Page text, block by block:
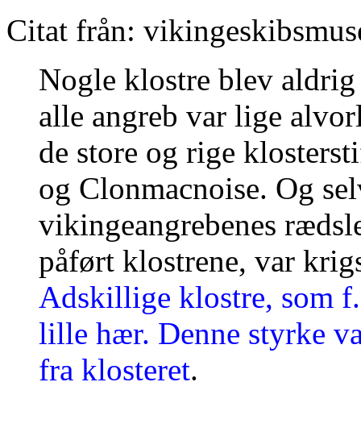
Citat från:
Nogle klostre blev
alle angreb var lige
de store og rige
og Clonmacnoise. Og
vikingeangrebenes
påført klostrene, var
Adskillige klostre, som
lille hær. Denne styrke
fra klosteret.